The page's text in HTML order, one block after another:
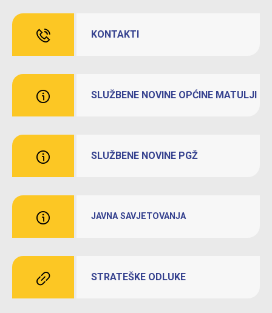
KONTAKTI
SLUŽBENE NOVINE OPĆINE MATULJI
SLUŽBENE NOVINE PGŽ
JAVNA SAVJETOVANJA
STRATEŠKE ODLUKE